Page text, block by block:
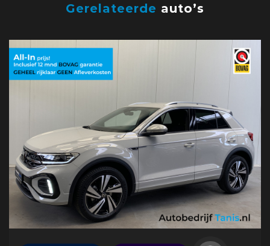
Gerelateerde auto’s